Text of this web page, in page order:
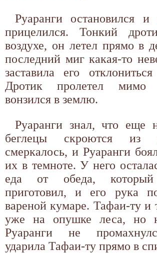
Руаранги остановился и
прицелился. Тонкий
воздухе, он летел прямо в
последний миг какая-то
заставила его
Дротик пролетел
вонзился в землю.
Руаранги знал, что еще
беглецы скроются из
смеркалось, и Руаранги
их в темноте. У него
еда от обеда,
приготовил, и его рука
вареной кумаре. Тафаи-ту и
уже на опушке леса, но
Руаранги не
ударила Тафаи-ту прямо в